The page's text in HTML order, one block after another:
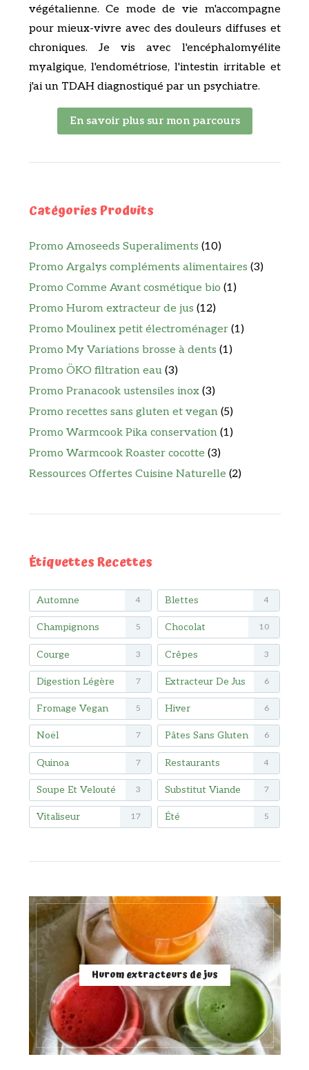
végétalienne. Ce mode de vie m'accompagne
pour mieux-vivre avec des douleurs diffuses et
chroniques. Je vis avec l'encéphalomyélite
myalgique, l'endométriose, l'intestin irritable et
j'ai un TDAH diagnostiqué par un psychiatre.
En savoir plus sur mon parcours
Catégories Produits
Promo Amoseeds Superaliments (10)
Promo Argalys compléments alimentaires (3)
Promo Comme Avant cosmétique bio (1)
Promo Hurom extracteur de jus (12)
Promo Moulinex petit électroménager (1)
Promo My Variations brosse à dents (1)
Promo ÖKO filtration eau (3)
Promo Pranacook ustensiles inox (3)
Promo recettes sans gluten et vegan (5)
Promo Warmcook Pika conservation (1)
Promo Warmcook Roaster cocotte (3)
Ressources Offertes Cuisine Naturelle (2)
Étiquettes Recettes
Automne 4 Blettes 4
Champignons 5 Chocolat 10
Courge 3 Crêpes 3
Digestion Légère 7 Extracteur De Jus 6
Fromage Vegan 5 Hiver 6
Noël 7 Pâtes Sans Gluten 6
Quinoa 7 Restaurants 4
Soupe Et Velouté 3 Substitut Viande 7
Vitaliseur 17 Été 5
Hurom extracteurs de jus